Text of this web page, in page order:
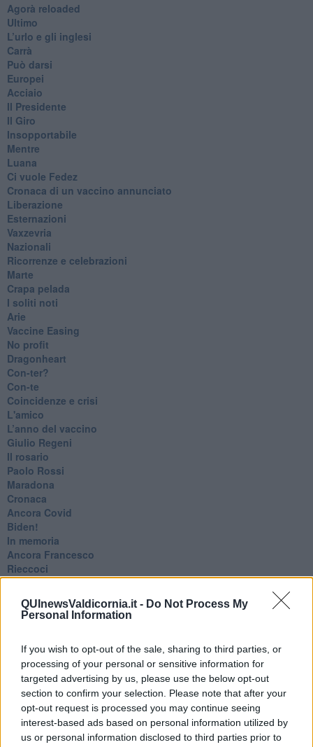
QUInewsValdicornia.it - Do Not Process My
Personal Information
If you wish to opt-out of the sale, sharing to third parties, or
processing of your personal or sensitive information for
targeted advertising by us, please use the below opt-out
section to confirm your selection. Please note that after your
opt-out request is processed you may continue seeing
interest-based ads based on personal information utilized by
us or personal information disclosed to third parties prior to
​Agorà reloaded
Ultimo
​L’urlo e gli inglesi
Carrà
Può darsi
Europei
Acciaio
Il Presidente
​Il Giro
Insopportabile
​Mentre
Luana
​Ci vuole Fedez
​Cronaca di un vaccino annunciato
​Liberazione
Esternazioni
Vaxzevria
Nazionali
​Ricorrenze e celebrazioni
Marte
​Crapa pelada
​I soliti noti
Arie
​Vaccine Easing
No profit
Dragonheart
Con-ter?
​Con-te
Coincidenze e crisi
L'amico
​L’anno del vaccino
Giulio Regeni
​Il rosario
Paolo Rossi
Maradona
Cronaca
​Ancora Covid
​Biden!
In memoria
​Ancora Francesco
Rieccoci
Tenet
Francesco
Suarez
Non lo so
Destino
Valdera
Commissari
L'orso
Grullaia
Spot